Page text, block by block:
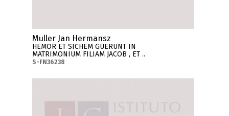
Muller Jan Hermansz
HEMOR ET SICHEM GUERUNT IN
MATRIMONIUM FILIAM JACOB , ET ..
S-FN36238